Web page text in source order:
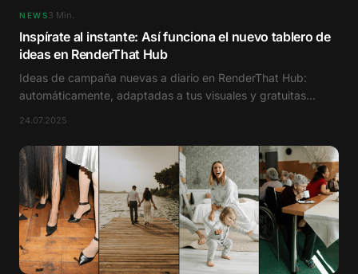
NEWS3 Min.
Inspírate al instante: Así funciona el nuevo tablero de
ideas en RenderThat Hub
Ideas de campaña nuevas a diario en RenderThat Hub:
automáticamente, adaptadas a tus visuales y gratuitas
24.07.2025